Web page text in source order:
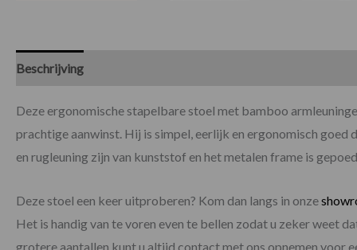
Beschrijving
Deze ergonomische stapelbare stoel met bamboo
prachtige aanwinst. Hij is simpel, eerlijk en ergonomisch goed
en rugleuning zijn van kunststof en het metalen frame is
Deze stoel een keer uitproberen? Kom dan langs in onze
Het is handig van te voren even te bellen zodat u zeker weet
grotere aantallen kunt u altijd contact met ons opnemen voor